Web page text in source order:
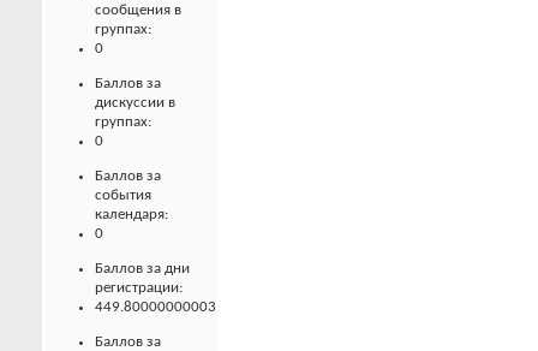
сообщения в
группах:
0
Баллов за
дискуссии в
группах:
0
Баллов за
события
календаря:
0
Баллов за дни
регистрации:
449.80000000003
Баллов за